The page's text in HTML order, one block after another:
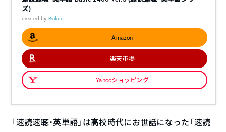
ズ)
created by Rinker
Amazon
楽天市場
Yahooショッピング
「速読速聴・英単語」は高校時代にお世話になった「速読